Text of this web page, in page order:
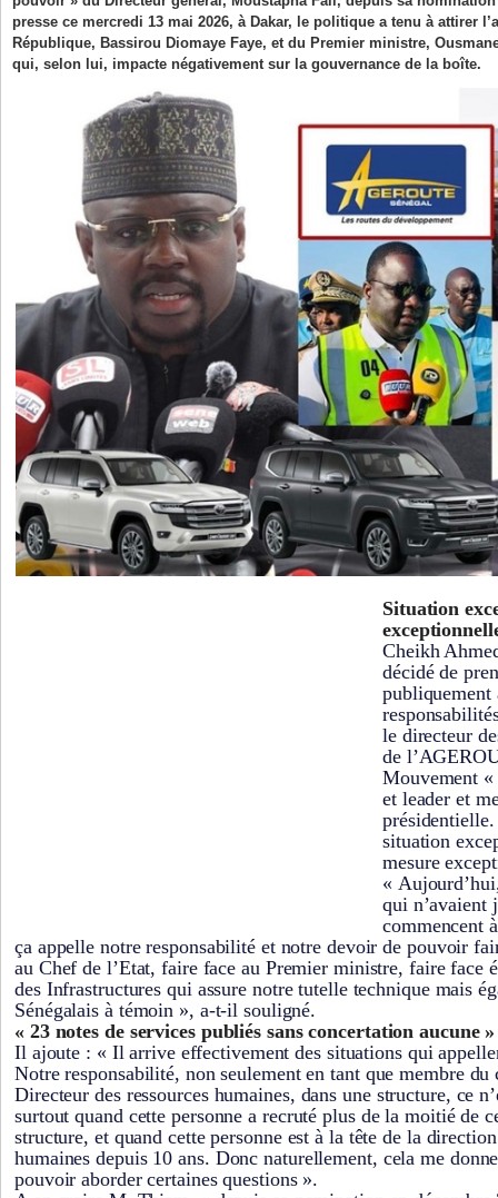
presse ce mercredi 13 mai 2026, à Dakar, le politique a tenu à attirer
République, Bassirou Diomaye Faye, et du Premier ministre,
qui, selon lui, impacte négativement sur la gouvernance de la boîte.
Situation
Cheikh
décidé de
publiquement
le directeur
de
Mouvement
et leader et
situation
mesure
«
qui n’avaient
commencent
ça appelle notre responsabilité et notre devoir de pouvoir
au Chef de l’Etat, faire face au Premier ministre, faire face
des Infrastructures qui assure notre tutelle technique mais
Sénégalais à témoin », a-t-il souligné.
« 23 notes de services publiés sans concertation aucune »
Il ajoute : « Il arrive effectivement des situations qui
Notre responsabilité, non seulement en tant que membre
Directeur des ressources humaines, dans une structure, ce
surtout quand cette personne a recruté plus de la moitié de
structure, et quand cette personne est à la tête de la
humaines depuis 10 ans. Donc naturellement, cela me
pouvoir aborder certaines questions ».